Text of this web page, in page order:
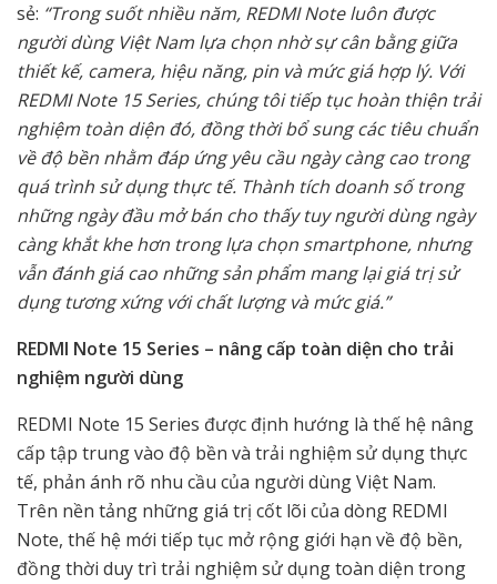
sẻ: “Trong suốt nhiều năm, REDMI Note luôn được
người dùng Việt Nam lựa chọn nhờ sự cân bằng giữa
thiết kế, camera, hiệu năng, pin và mức giá hợp lý. Với
REDMI Note 15 Series, chúng tôi tiếp tục hoàn thiện trải
nghiệm toàn diện đó, đồng thời bổ sung các tiêu chuẩn
về độ bền nhằm đáp ứng yêu cầu ngày càng cao trong
quá trình sử dụng thực tế. Thành tích doanh số trong
những ngày đầu mở bán cho thấy tuy người dùng ngày
càng khắt khe hơn trong lựa chọn smartphone, nhưng
vẫn đánh giá cao những sản phẩm mang lại giá trị sử
dụng tương xứng với chất lượng và mức giá.”
REDMI Note 15 Series – nâng cấp toàn diện cho trải
nghiệm người dùng
REDMI Note 15 Series được định hướng là thế hệ nâng
cấp tập trung vào độ bền và trải nghiệm sử dụng thực
tế, phản ánh rõ nhu cầu của người dùng Việt Nam.
Trên nền tảng những giá trị cốt lõi của dòng REDMI
Note, thế hệ mới tiếp tục mở rộng giới hạn về độ bền,
đồng thời duy trì trải nghiệm sử dụng toàn diện trong